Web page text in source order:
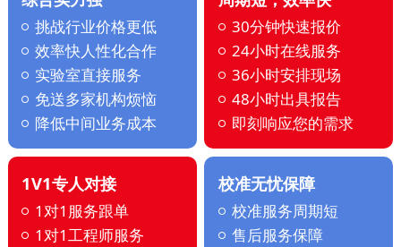
挑战行业价格更低
效率快人性化合作
实验室直接服务
免送多家机构烦恼
降低中间业务成本
30分钟快速报价
24小时在线服务
36小时安排现场
48小时出具报告
即刻响应您的需求
1V1专人对接
1对1服务跟单
1对1工程师服务
校准无忧保障
校准服务周期短
售后服务保障